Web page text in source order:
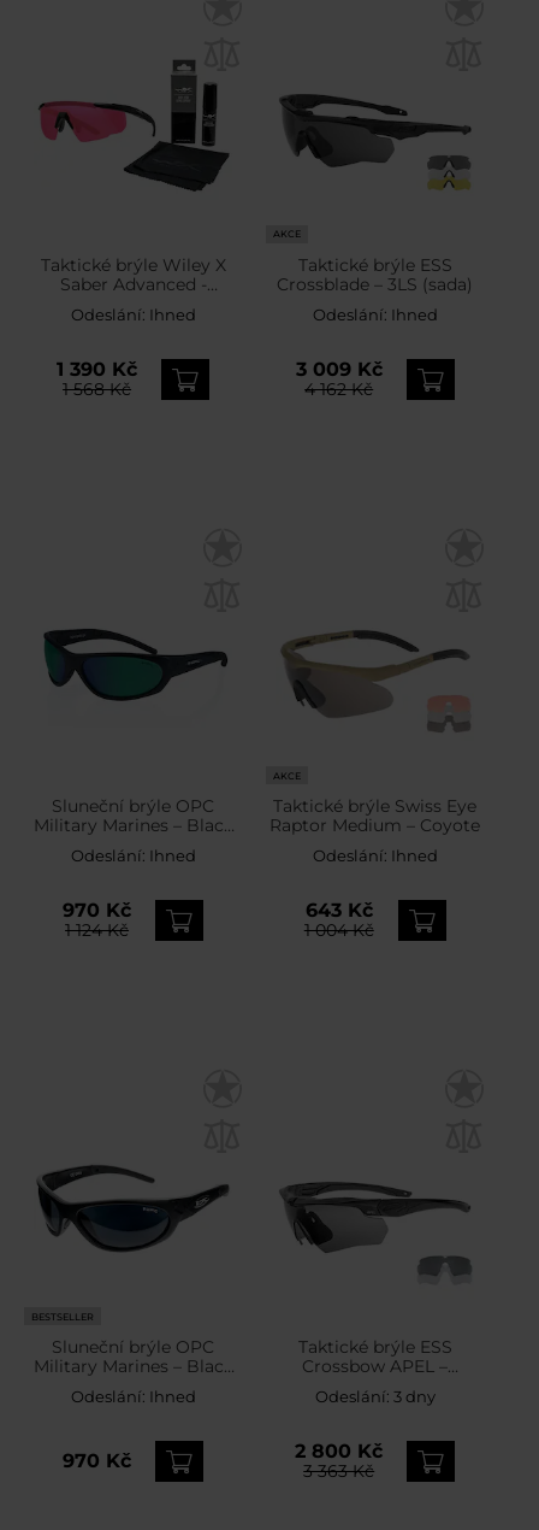
Taktické brýle Wiley X
Saber Advanced -
Vermillion/Matte Black +
Anti-Fog Cleaner Kit -
Odeslání: Ihned
1 390 Kč
1 568 Kč
AKCE
Taktické brýle ESS
Crossblade – 3LS (sada)
Odeslání: Ihned
3 009 Kč
4 162 Kč
Sluneční brýle OPC
Military Marines – Black
Matt Green Revo s
polarizací
Odeslání: Ihned
970 Kč
1 124 Kč
AKCE
Taktické brýle Swiss Eye
Raptor Medium – Coyote
Odeslání: Ihned
643 Kč
1 004 Kč
BESTSELLER
Sluneční brýle OPC
Military Marines – Black
Matt Smoke Revo s
polarizací
Odeslání: Ihned
970 Kč
Taktické brýle ESS
Crossbow APEL –
Clear/Smoke Gray – Black
Odeslání: 3 dny
2 800 Kč
3 363 Kč